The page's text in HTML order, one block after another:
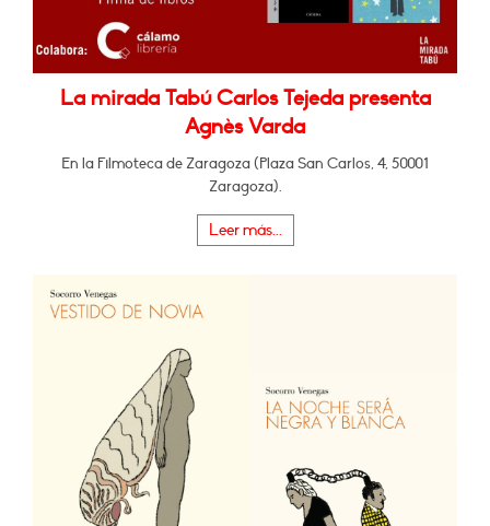
La mirada Tabú Carlos Tejeda presenta
Agnès Varda
En la Filmoteca de Zaragoza (Plaza San Carlos, 4, 50001
Zaragoza).
Leer más...